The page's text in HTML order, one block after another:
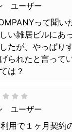
ユーザー
って聞い
い雑居ビルにあ
たが、やっぱり
られたと言って
は？
ユーザー
用で１ヶ月契約